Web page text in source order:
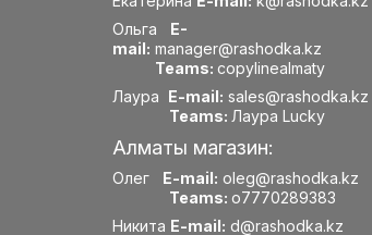
Ольга E-
mail: manager@rashodka.kz
Teams: copylinealmaty
Лаура E-mail: sales@rashodka.kz
Teams: Лаура Lucky
Алматы магазин:
Олег E-mail: oleg@rashodka.kz
Teams: o7770289383
Никита E-mail: d@rashodka.kz